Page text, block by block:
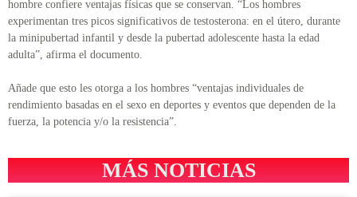
hombre confiere ventajas físicas que se conservan. “Los hombres
experimentan tres picos significativos de testosterona: en el útero, durante
la minipubertad infantil y desde la pubertad adolescente hasta la edad
adulta”, afirma el documento.
Añade que esto les otorga a los hombres “ventajas individuales de
rendimiento basadas en el sexo en deportes y eventos que dependen de la
fuerza, la potencia y/o la resistencia”.
MÁS NOTICIAS